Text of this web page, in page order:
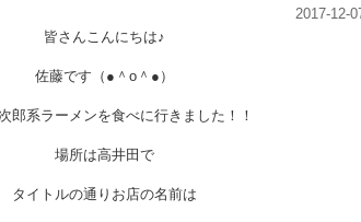
2017-12-
皆さんこんにちは♪
佐藤です（●＾o＾●）
郎系ラーメンを食べに行きました！！
場所は高井田で
タイトルの通りお店の名前は